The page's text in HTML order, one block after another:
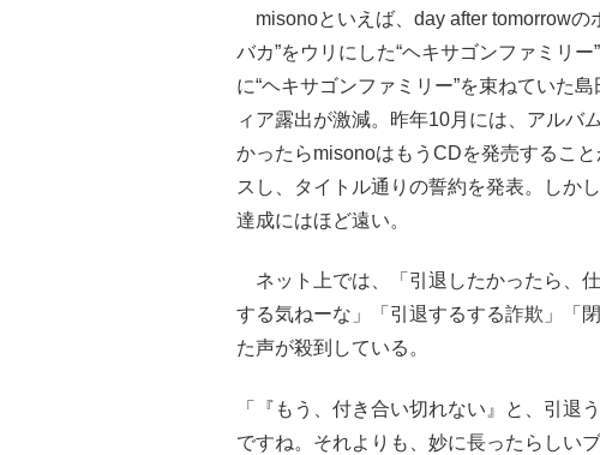
misonoといえば、day after tomorrowの
バカ”をウリにした“ヘキサゴンファミリ
に“ヘキサゴンファミリー”を束ねていた
ィア露出が激減。昨年10月には、アル
かったらmisonoはもうCDを発売するこ
スし、タイトル通りの誓約を発表。しか
達成にはほど遠い。
ネット上では、「引退したかったら、
する気ねーな」「引退するする詐欺」「
た声が殺到している。
「『もう、付き合い切れない』と、引退
ですね。それよりも、妙に長ったらしい